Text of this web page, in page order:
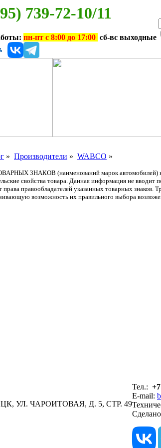
739-72-10/11
пн-пт с 8:00 до 17:00 сб-вс выходные
» Производители » WABCO »
ЗНАКОВ (наименований марок автомобилей)
свойства товара. Данная информация не
права правообладателей указанных товарных
возможность их правильного выбора
УЛ. ЧАРОИТОВАЯ, Д. 5, СТР. 49
Тел.:
E-mail: